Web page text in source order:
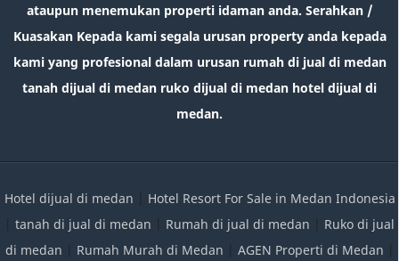
ataupun menemukan properti idaman anda. Serahkan /
Kuasakan Kepada kami segala urusan property anda kepada
kami yang profesional dalam urusan rumah di jual di medan
tanah dijual di medan ruko dijual di medan hotel dijual di
medan.
Hotel dijual di medan | Hotel Resort For Sale in Medan Indonesia
| tanah di jual di medan | Rumah di jual di medan | Ruko di jual
di medan | Rumah Murah di Medan | AGEN Properti di Medan |